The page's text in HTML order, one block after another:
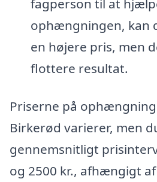
fagperson til at
ophængningen, kan
en højere pris, men
flottere resultat.
Priserne på
Birkerød varierer, men
gennemsnitligt
og 2500 kr., afhængigt